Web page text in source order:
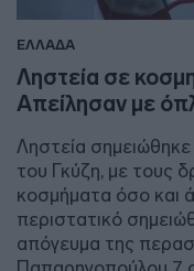
ΕΛΛΑΔΑ
Ληστεία σε
Απείλησαν με
Ληστεία
του Γκύζη, με τους
κοσμήματα όσο και
περιστατικό
απόγευμα της